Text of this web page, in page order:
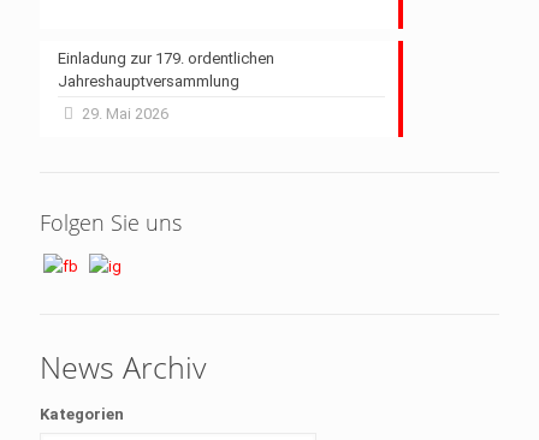
Einladung zur 179. ordentlichen
Jahreshauptversammlung
29. Mai 2026
Folgen Sie uns
News Archiv
Kategorien